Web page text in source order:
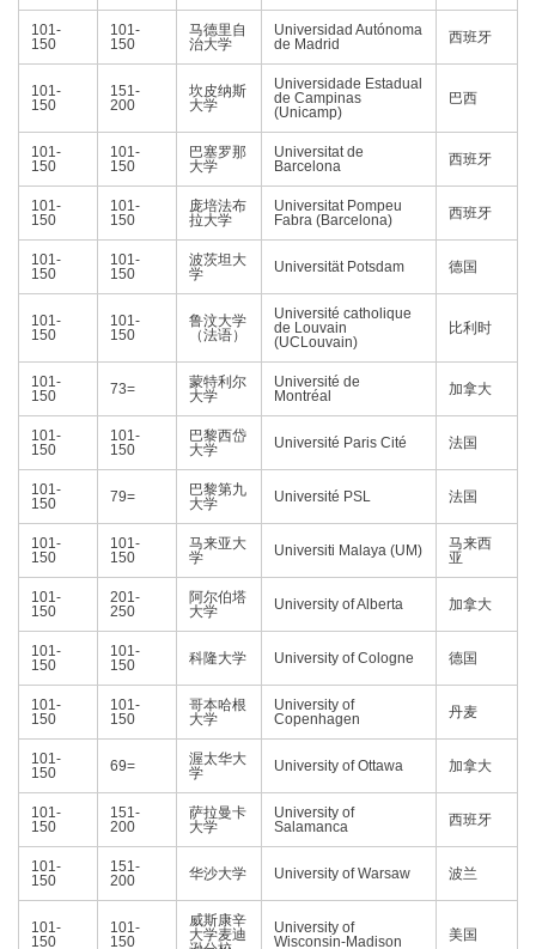
101-
150
101-
150
马德里自
治大学
Universidad Autónoma
de Madrid
西班牙
101-
150
151-
200
坎皮纳斯
大学
Universidade Estadual
de Campinas
(Unicamp)
巴西
101-
150
101-
150
巴塞罗那
大学
Universitat de
Barcelona
西班牙
101-
150
101-
150
庞培法布
拉大学
Universitat Pompeu
Fabra (Barcelona)
西班牙
101-
150
101-
150
波茨坦大
学
Universität Potsdam 德国
101-
150
101-
150
鲁汶大学
（法语）
Université catholique
de Louvain
(UCLouvain)
比利时
101-
150
73=
蒙特利尔
大学
Université de
Montréal
加拿大
101-
150
101-
150
巴黎西岱
大学
Université Paris Cité 法国
101-
150
79=
巴黎第九
大学
Université PSL 法国
101-
150
101-
150
马来亚大
学
Universiti Malaya (UM)
马来西
亚
101-
150
201-
250
阿尔伯塔
大学
University of Alberta 加拿大
101-
150
101-
150
科隆大学 University of Cologne 德国
101-
150
101-
150
哥本哈根
大学
University of
Copenhagen
丹麦
101-
150
69=
渥太华大
学
University of Ottawa 加拿大
101-
150
151-
200
萨拉曼卡
大学
University of
Salamanca
西班牙
101-
150
151-
200
华沙大学 University of Warsaw 波兰
101-
150
101-
150
威斯康辛
大学麦迪
University of
Wisconsin-Madison
美国